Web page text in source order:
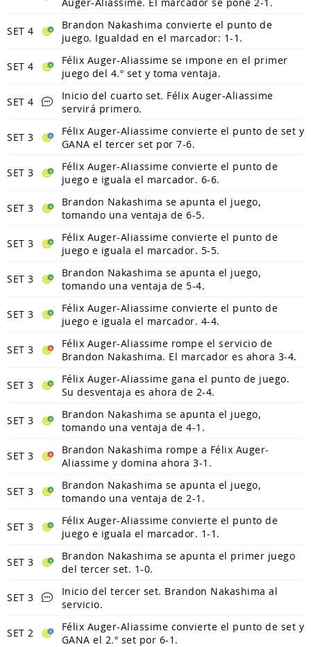
SET 4
Brandon Nakashima convierte el punto de
juego. Igualdad en el marcador: 1-1.
SET 4
Félix Auger-Aliassime se impone en el primer
juego del 4.º set y toma ventaja.
SET 4
Inicio del cuarto set. Félix Auger-Aliassime
servirá primero.
SET 3
Félix Auger-Aliassime convierte el punto de set y
GANA el tercer set por 7-6.
SET 3
Félix Auger-Aliassime convierte el punto de
juego e iguala el marcador. 6-6.
SET 3
Brandon Nakashima se apunta el juego,
tomando una ventaja de 6-5.
SET 3
Félix Auger-Aliassime convierte el punto de
juego e iguala el marcador. 5-5.
SET 3
Brandon Nakashima se apunta el juego,
tomando una ventaja de 5-4.
SET 3
Félix Auger-Aliassime convierte el punto de
juego e iguala el marcador. 4-4.
SET 3
Félix Auger-Aliassime rompe el servicio de
Brandon Nakashima. El marcador es ahora 3-4.
SET 3
Félix Auger-Aliassime gana el punto de juego.
Su desventaja es ahora de 2-4.
SET 3
Brandon Nakashima se apunta el juego,
tomando una ventaja de 4-1.
SET 3
Brandon Nakashima rompe a Félix Auger-
Aliassime y domina ahora 3-1.
SET 3
Brandon Nakashima se apunta el juego,
tomando una ventaja de 2-1.
SET 3
Félix Auger-Aliassime convierte el punto de
juego e iguala el marcador. 1-1.
SET 3
Brandon Nakashima se apunta el primer juego
del tercer set. 1-0.
SET 3
Inicio del tercer set. Brandon Nakashima al
servicio.
SET 2
Félix Auger-Aliassime convierte el punto de set y
GANA el 2.º set por 6-1.